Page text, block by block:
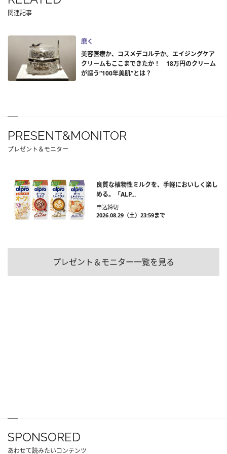
関連記事
磨く
美容医療か、コスメデコルテか。エイジングケア
クリームもここまできたか！ 18万円のクリーム
が謳う“100年美肌”とは？
PRESENT&MONITOR
プレゼント＆モニター
良質な植物性ミルクを、手軽においしく楽し
める。「ALP...
申込締切
2026.08.29（土）23:59まで
プレゼント＆モニター一覧を見る
SPONSORED
あわせて読みたいコンテンツ